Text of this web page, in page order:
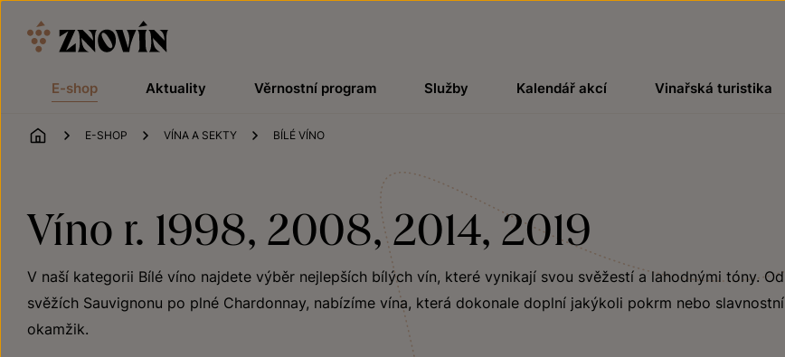
E-shop Aktuality Věrnostní program Služby Kalendář akcí Vinařská turistika
ÚVOD
E-SHOP VÍNA A SEKTY BÍLÉ VÍNO
Víno r. 1998, 2008, 2014, 2019
V naší kategorii Bílé víno najdete výběr nejlepších bílých vín, které vynikají svou svěžestí a lahodnými tóny. Od
svěžích Sauvignonu po plné Chardonnay, nabízíme vína, která dokonale doplní jakýkoli pokrm nebo slavnostní
okamžik.